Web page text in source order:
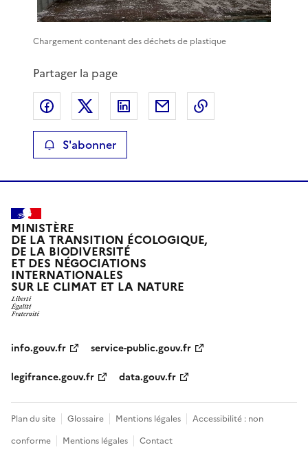
Chargement contenant des déchets de plastique
Partager la page
Partager sur Facebook
Partager sur XPartager sur LinkedIn
Partager par email
S'abonner
MINISTÈRE
DE LA TRANSITION ÉCOLOGIQUE,
DE LA BIODIVERSITÉ
ET DES NÉGOCIATIONS
INTERNATIONALES
SUR LE CLIMAT ET LA NATURE
info.gouv.fr
service-public.gouv.fr
legifrance.gouv.fr
data.gouv.fr
Plan du site Glossaire Mentions légales
Accessibilité : non
conforme
Mentions légales Contact